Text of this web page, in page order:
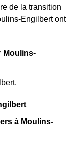
de la transition
Engilbert ont
Moulins-
à Moulins-